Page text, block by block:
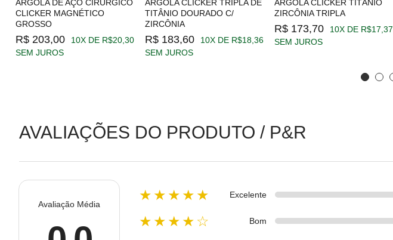
ARGOLA DE AÇO CIRÚRGICO
CLICKER MAGNÉTICO
GROSSO
R$ 203,00
10X DE R$20,30
SEM JUROS
ARGOLA CLICKER TRIPLA DE
TITÂNIO DOURADO C/
ZIRCÔNIA
R$ 183,60
10X DE R$18,36
SEM JUROS
ARGOLA CLICKER TITÂNIO
ZIRCÔNIA TRIPLA
R$ 173,70
10X DE R$17,37
SEM JUROS
AVALIAÇÕES DO PRODUTO / P&R
Avaliação Média
★★★★★ Excelente
★★★★☆ Bom